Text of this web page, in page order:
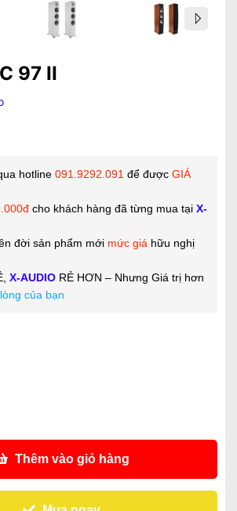
97 II
hotline 091.9292.091 để được GIÁ
cho khách hàng đã từng mua tại X-
đời sản phẩm mới mức giá hữu nghị
, X-AUDIO RẺ HƠN – Nhưng Giá trị hơn
của bạn
Thêm vào giỏ hàng